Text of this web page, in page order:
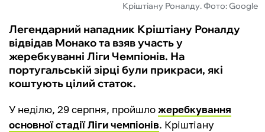
Кріштіану Роналду. Фото: Google
Легендарний нападник Кріштіану Роналду
відвідав Монако та взяв участь у
жеребкуванні Ліги Чемпіонів. На
португальській зірці були прикраси, які
коштують цілий статок.
У неділю, 29 серпня, пройшложеребкування
основної стадії Ліги чемпіонів. Кріштіану